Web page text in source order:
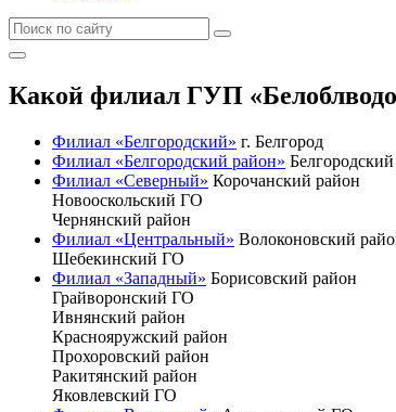
Какой филиал ГУП
Филиал «Белгородский» г. Белгород
Филиал «Белгородский район»
Филиал «Северный» Корочанский район
Новооскольский ГО
Чернянский район
Филиал «Центральный» Волоконовский
Шебекинский ГО
Филиал «Западный» Борисовский район
Грайворонский ГО
Ивнянский район
Краснояружский район
Прохоровский район
Ракитянский район
Яковлевский ГО